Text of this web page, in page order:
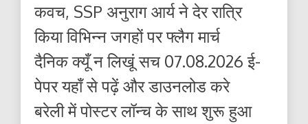
कवच, SSP अनुराग आर्य ने देर रात्रि
किया विभिन्न जगहों पर फ्लैग मार्च
दैनिक क्यूँ न लिखूं सच 07.08.2026 ई-
पेपर यहाँ से पढ़ें और डाउनलोड करे
बरेली में पोस्टर लॉन्च के साथ शुरू हुआ